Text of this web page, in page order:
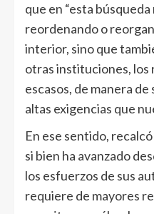
que en “esta
reordenando o
interior, sino que
otras instituciones, los
escasos, de manera
altas exigencias que
En ese sentido,
si bien ha avanzado
los esfuerzos de sus
requiere de mayores